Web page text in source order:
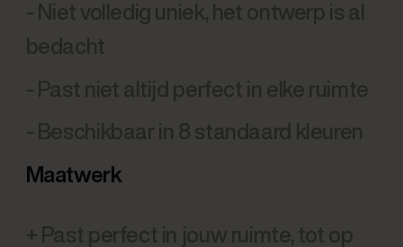
- Niet volledig uniek, het ontwerp is al
bedacht
- Past niet altijd perfect in elke ruimte
- Beschikbaar in 8 standaard kleuren
Maatwerk
+ Past perfect in jouw ruimte, tot op